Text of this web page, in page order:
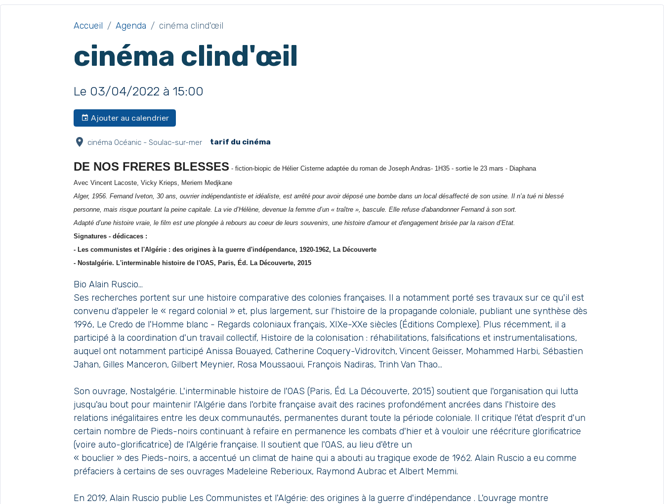
Accueil Agenda cinéma clind'œil
cinéma clind'œil
Le 03/04/2022 à 15:00
Ajouter au calendrier
cinéma Océanic - Soulac-sur-mer tarif du cinéma
DE NOS FRERES BLESSES - fiction-biopic de Hélier Cisterne adaptée du roman de Joseph Andras- 1H35 - sortie le 23 mars - Diaphana
Avec Vincent Lacoste, Vicky Krieps, Meriem Medjkane
Alger, 1956. Fernand Iveton, 30 ans, ouvrier indépendantiste et idéaliste, est arrêté pour avoir déposé une bombe dans un local désaffecté de son usine. Il n’a tué ni blessé
personne, mais risque pourtant la peine capitale. La vie d’Hélène, devenue la femme d’un « traître », bascule. Elle refuse d'abandonner Fernand à son sort.
Adapté d’une histoire vraie, le film est une plongée à rebours au coeur de leurs souvenirs, une histoire d'amour et d'engagement brisée par la raison d’Etat.
Signatures - dédicaces :
- Les communistes et l'Algérie : des origines à la guerre d'indépendance, 1920-1962, La Découverte
- Nostalgérie. L'interminable histoire de l'OAS, Paris, Éd. La Découverte, 2015
Bio Alain Ruscio...
Ses recherches portent sur une histoire comparative des colonies françaises. Il a notamment porté ses travaux sur ce qu'il est
convenu d'appeler le « regard colonial » et, plus largement, sur l'histoire de la propagande coloniale, publiant une synthèse dès
1996, Le Credo de l'Homme blanc - Regards coloniaux français, XIXe-XXe siècles (Éditions Complexe). Plus récemment, il a
participé à la coordination d'un travail collectif, Histoire de la colonisation : réhabilitations, falsifications et instrumentalisations,
auquel ont notamment participé Anissa Bouayed, Catherine Coquery-Vidrovitch, Vincent Geisser, Mohammed Harbi, Sébastien
Jahan, Gilles Manceron, Gilbert Meynier, Rosa Moussaoui, François Nadiras, Trinh Van Thao...
Son ouvrage, Nostalgérie. L'interminable histoire de l'OAS (Paris, Éd. La Découverte, 2015) soutient que l'organisation qui lutta
jusqu'au bout pour maintenir l'Algérie dans l'orbite française avait des racines profondément ancrées dans l'histoire des
relations inégalitaires entre les deux communautés, permanentes durant toute la période coloniale. Il critique l'état d'esprit d'un
certain nombre de Pieds-noirs continuant à refaire en permanence les combats d'hier et à vouloir une réécriture glorificatrice
(voire auto-glorificatrice) de l'Algérie française. Il soutient que l'OAS, au lieu d'être un
« bouclier » des Pieds-noirs, a accentué un climat de haine qui a abouti au tragique exode de 1962. Alain Ruscio a eu comme
préfaciers à certains de ses ouvrages Madeleine Reberioux, Raymond Aubrac et Albert Memmi.
En 2019, Alain Ruscio publie Les Communistes et l'Algérie: des origines à la guerre d'indépendance . L'ouvrage montre